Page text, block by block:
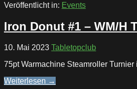
Veröffentlicht in: Events
Iron Donut #1 – WM/H
10. Mai 2023 Tabletopclub
75pt Warmachine Steamroller Turnier
Weiterlesen →